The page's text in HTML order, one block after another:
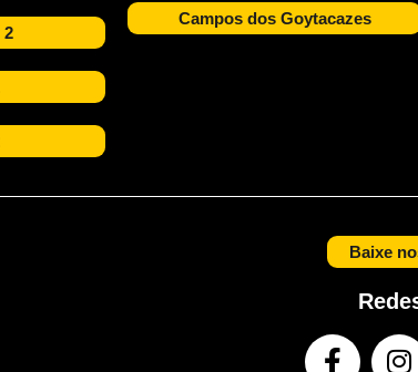
2
Campos dos Goytacazes
Baixe